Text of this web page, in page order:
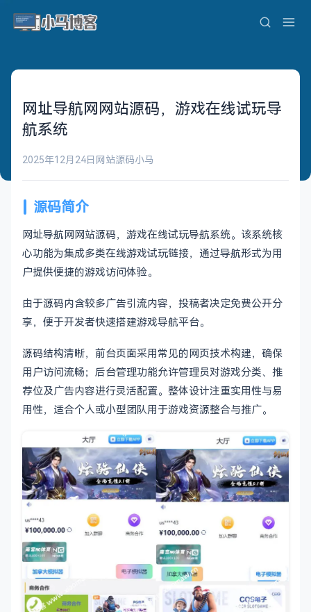
网址导航网网站源码，游戏在线试玩导
航系统
2025年12月24日 网站源码小马
源码简介
网址导航网网站源码，游戏在线试玩导航系统。该系统核
心功能为集成多类在线游戏试玩链接，通过导航形式为用
户提供便捷的游戏访问体验。
由于源码内含较多广告引流内容，投稿者决定免费公开分
享，便于开发者快速搭建游戏导航平台。
源码结构清晰，前台页面采用常见的网页技术构建，确保
用户访问流畅；后台管理功能允许管理员对游戏分类、推
荐位及广告内容进行灵活配置。整体设计注重实用性与易
用性，适合个人或小型团队用于游戏资源整合与推广。